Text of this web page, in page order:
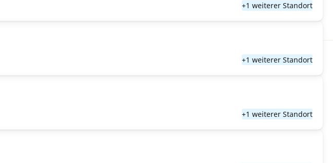
+1 weiterer Standort
+1 weiterer Standort
+1 weiterer Standort